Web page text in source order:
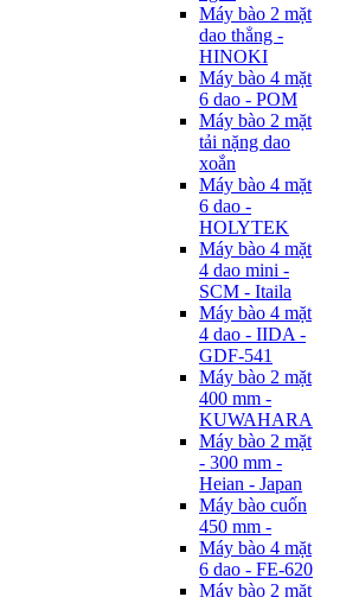
Máy bào 2 mặt
dao thẳng -
HINOKI
Máy bào 4 mặt
6 dao - POM
Máy bào 2 mặt
tải nặng dao
xoắn
Máy bào 4 mặt
6 dao -
HOLYTEK
Máy bào 4 mặt
4 dao mini -
SCM - Itaila
Máy bào 4 mặt
4 dao - IIDA -
GDF-541
Máy bào 2 mặt
400 mm -
KUWAHARA
Máy bào 2 mặt
- 300 mm -
Heian - Japan
Máy bào cuốn
450 mm -
Máy bào 4 mặt
6 dao - FE-620
Máy bào 2 mặt